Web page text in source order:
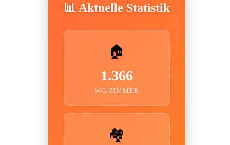
📊 Aktuelle Statistik
🏠
1.366
WG-ZIMMER
🏘️